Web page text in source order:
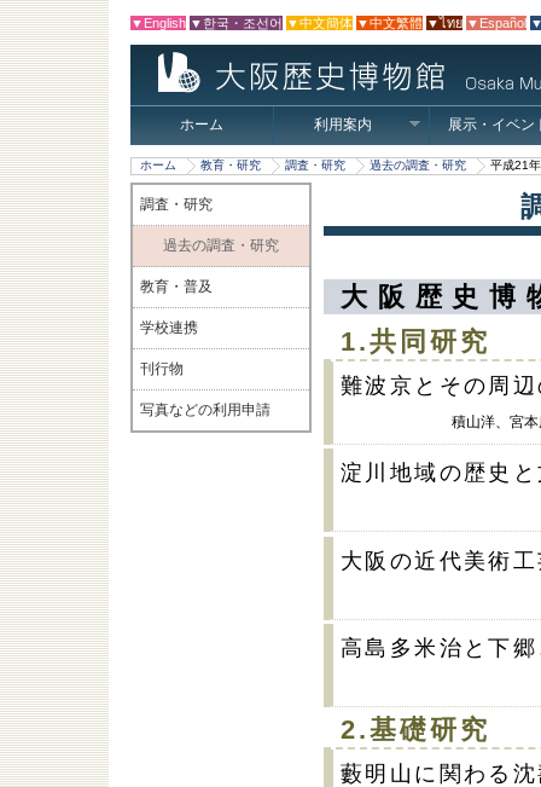
▼English ▼한국・조선어 ▼中文簡体 ▼中文繁體 ▼ไทย ▼Español
ホーム 利用案内 展示・イベン
ホーム 教育・研究 調査・研究 過去の調査・研究 平成21
調査・研究
過去の調査・研究
教育・普及
学校連携
刊行物
写真などの利用申請
大阪歴史博
1.共同研究
難波京とその周
積山洋、宮
淀川地域の歴史
大阪の近代美術
高島多米治と下
2.基礎研究
藪明山に関わる